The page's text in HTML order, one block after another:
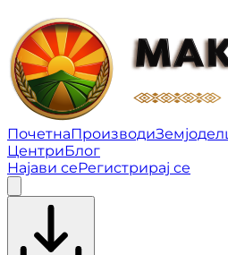
Овошје и грозје | Македонско
ПочетнаПроизводи
ЦентриБлог
Најави сеРегистрирај се